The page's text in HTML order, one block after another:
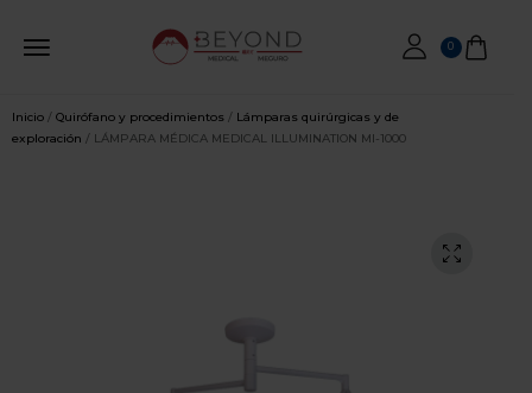
0
Inicio / Quirófano y procedimientos / Lámparas quirúrgicas y de
exploración / LÁMPARA MÉDICA MEDICAL ILLUMINATION MI-1000